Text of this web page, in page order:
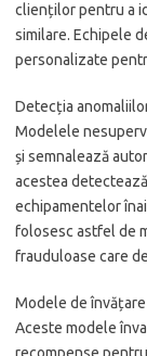
clienților pentru a
similare. Echipele
personalizate
Detecția
Modelele
și semnalează
acestea
echipamentelor
folosesc astfel de
frauduloase care
Modele de
Aceste modele